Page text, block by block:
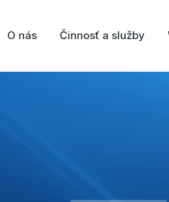
O nás Činnosť a služby